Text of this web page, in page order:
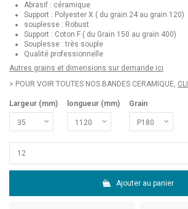
Abrasif : céramique
Support : Polyester X ( du grain 24 au grain 120)
souplesse : Robust
Support : Coton F ( du Grain 150 au grain 400)
Souplesse : très souple
Qualité professionnelle
Autres grains et dimensions sur demande ici
> POUR VOIR TOUTES NOS BANDES CERAMIQUE,
Largeur (mm) longueur (mm) Grain
Ajouter au panier